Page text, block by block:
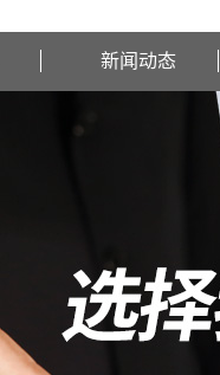
新闻动态